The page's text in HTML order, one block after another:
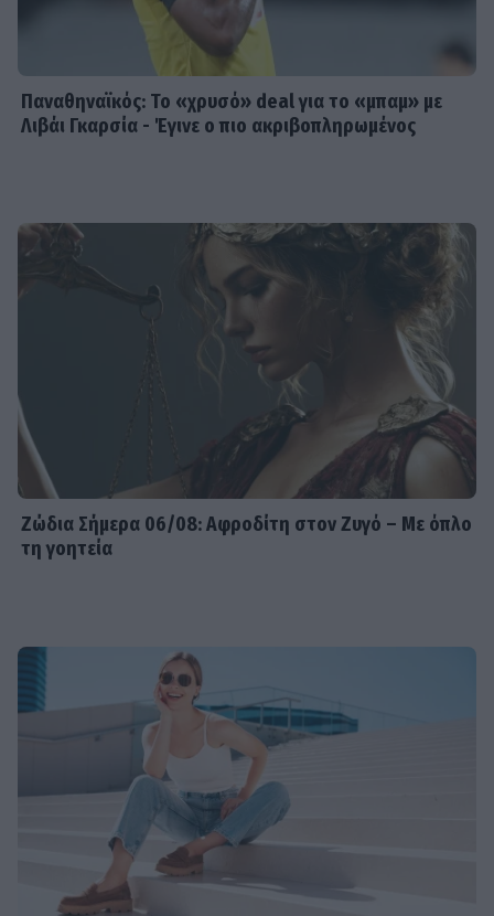
Παναθηναϊκός: Το «χρυσό» deal για το «μπαμ» με
Λιβάι Γκαρσία - Έγινε ο πιο ακριβοπληρωμένος
Ζώδια Σήμερα 06/08: Αφροδίτη στον Ζυγό – Με όπλο
τη γοητεία